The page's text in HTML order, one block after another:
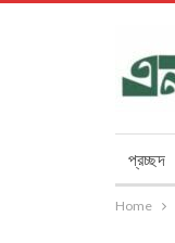
প্রচ্ছদ
Home